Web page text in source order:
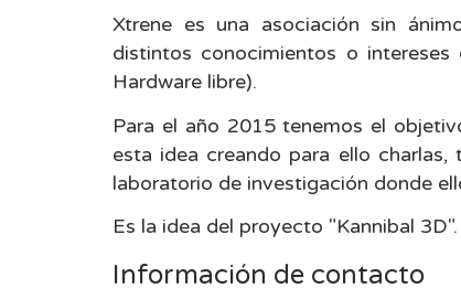
Xtrene es una asociación sin
distintos conocimientos o
Hardware libre).
Para el año 2015 tenemos el
esta idea creando para ello
laboratorio de investigación donde
Es la idea del proyecto "Kannibal 3D".
Información de contacto